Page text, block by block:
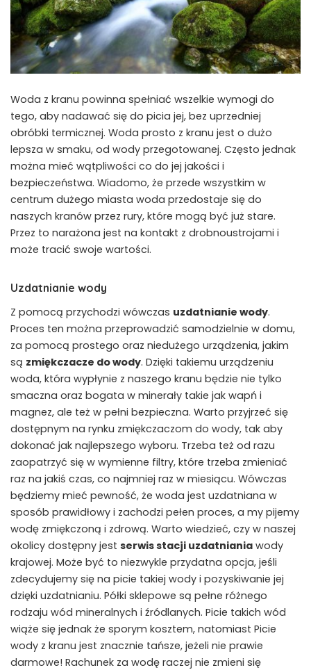
Woda z kranu powinna spełniać wszelkie wymogi do
tego, aby nadawać się do picia jej, bez uprzedniej
obróbki termicznej. Woda prosto z kranu jest o dużo
lepsza w smaku, od wody przegotowanej. Często jednak
można mieć wątpliwości co do jej jakości i
bezpieczeństwa. Wiadomo, że przede wszystkim w
centrum dużego miasta woda przedostaje się do
naszych kranów przez rury, które mogą być już stare.
Przez to narażona jest na kontakt z drobnoustrojami i
może tracić swoje wartości.
Uzdatnianie wody
Z pomocą przychodzi wówczas uzdatnianie wody.
Proces ten można przeprowadzić samodzielnie w domu,
za pomocą prostego oraz niedużego urządzenia, jakim
są zmiękczacze do wody. Dzięki takiemu urządzeniu
woda, która wypłynie z naszego kranu będzie nie tylko
smaczna oraz bogata w minerały takie jak wapń i
magnez, ale też w pełni bezpieczna. Warto przyjrzeć się
dostępnym na rynku zmiękczaczom do wody, tak aby
dokonać jak najlepszego wyboru. Trzeba też od razu
zaopatrzyć się w wymienne filtry, które trzeba zmieniać
raz na jakiś czas, co najmniej raz w miesiącu. Wówczas
będziemy mieć pewność, że woda jest uzdatniana w
sposób prawidłowy i zachodzi pełen proces, a my pijemy
wodę zmiękczoną i zdrową. Warto wiedzieć, czy w naszej
okolicy dostępny jest serwis stacji uzdatniania wody
krajowej. Może być to niezwykle przydatna opcja, jeśli
zdecydujemy się na picie takiej wody i pozyskiwanie jej
dzięki uzdatnianiu. Półki sklepowe są pełne różnego
rodzaju wód mineralnych i źródlanych. Picie takich wód
wiąże się jednak że sporym kosztem, natomiast Picie
wody z kranu jest znacznie tańsze, jeżeli nie prawie
darmowe! Rachunek za wodę raczej nie zmieni się